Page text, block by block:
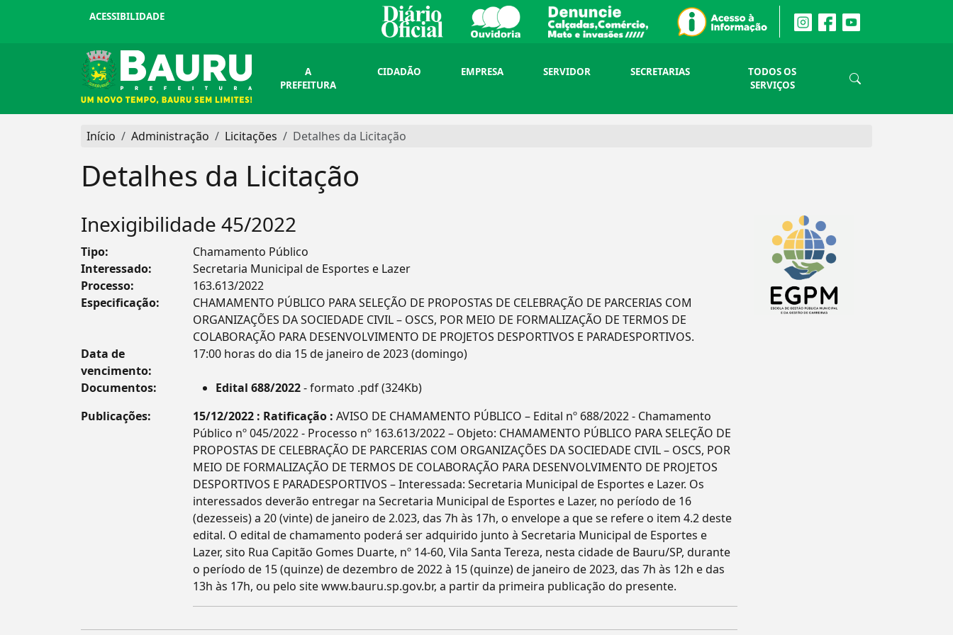
ACESSIBILIDADE
A
PREFEITURA
CIDADÃO EMPRESA SERVIDOR SECRETARIAS
TODOS OS
SERVIÇOS
Início Administração Licitações Detalhes da Licitação
Detalhes da Licitação
Inexigibilidade 45/2022
Tipo:
Chamamento Público
Interessado:
Secretaria Municipal de Esportes e Lazer
Processo:
163.613/2022
Especificação:
CHAMAMENTO PÚBLICO PARA SELEÇÃO DE PROPOSTAS DE CELEBRAÇÃO DE PARCERIAS COM
ORGANIZAÇÕES DA SOCIEDADE CIVIL – OSCS, POR MEIO DE FORMALIZAÇÃO DE TERMOS DE
COLABORAÇÃO PARA DESENVOLVIMENTO DE PROJETOS DESPORTIVOS E PARADESPORTIVOS.
Data de
vencimento:
17:00 horas do dia 15 de janeiro de 2023 (domingo)
Documentos: Edital 688/2022- formato .pdf (324Kb)
Publicações:
15/12/2022 : Ratificação : AVISO DE CHAMAMENTO PÚBLICO – Edital nº 688/2022 - Chamamento
Público nº 045/2022 - Processo nº 163.613/2022 – Objeto: CHAMAMENTO PÚBLICO PARA SELEÇÃO DE
PROPOSTAS DE CELEBRAÇÃO DE PARCERIAS COM ORGANIZAÇÕES DA SOCIEDADE CIVIL – OSCS, POR
MEIO DE FORMALIZAÇÃO DE TERMOS DE COLABORAÇÃO PARA DESENVOLVIMENTO DE PROJETOS
DESPORTIVOS E PARADESPORTIVOS – Interessada: Secretaria Municipal de Esportes e Lazer. Os
interessados deverão entregar na Secretaria Municipal de Esportes e Lazer, no período de 16
(dezesseis) a 20 (vinte) de janeiro de 2.023, das 7h às 17h, o envelope a que se refere o item 4.2 deste
edital. O edital de chamamento poderá ser adquirido junto à Secretaria Municipal de Esportes e
Lazer, sito Rua Capitão Gomes Duarte, nº 14-60, Vila Santa Tereza, nesta cidade de Bauru/SP, durante
o período de 15 (quinze) de dezembro de 2022 à 15 (quinze) de janeiro de 2023, das 7h às 12h e das
13h às 17h, ou pelo site www.bauru.sp.gov.br, a partir da primeira publicação do presente.